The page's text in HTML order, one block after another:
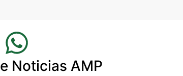
Noticias AMP